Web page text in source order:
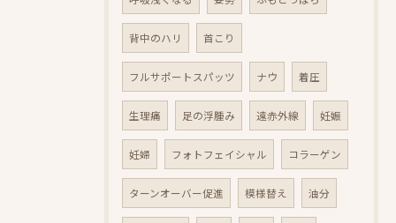
背中のハリ 首こり
フルサポートスパッツ ナウ 着圧
生理痛 足の浮腫み 遠赤外線 妊娠
妊婦 フォトフェイシャル コラーゲン
ターンオーバー促進 模様替え 油分